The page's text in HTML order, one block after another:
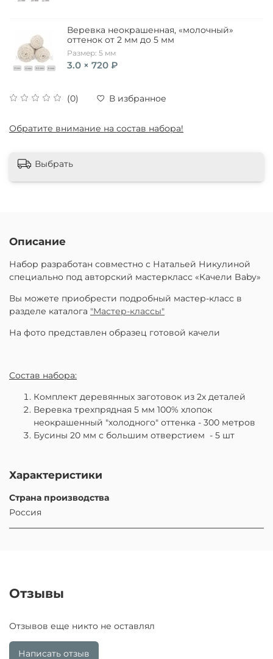
(0) В избранное
Веревка неокрашенная, «молочный»
оттенок от 2 мм до 5 мм
Размер: 5 мм
3.0 × 720 ₽
Обратите внимание на состав набора!
Выбрать
Описание
Набор разработан совместно с Натальей Никулиной
специально под авторский мастеркласс «Качели Baby»
Вы можете приобрести подробный мастер-класс в
разделе каталога "Мастер-классы"
На фото представлен образец готовой качели
Состав набора:
Комплект деревянных заготовок из 2х деталей
Веревка трехпрядная 5 мм 100% хлопок
неокрашенный "холодного" оттенка - 300 метров
Бусины 20 мм с большим отверстием - 5 шт
Характеристики
Страна производства
Россия
Отзывы
Отзывов еще никто не оставлял
Написать отзыв